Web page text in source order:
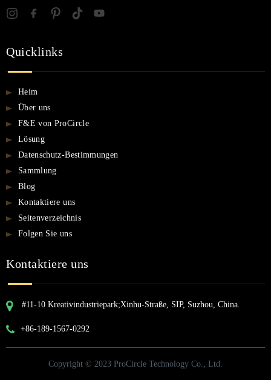
Quicklinks
Heim
Über uns
F&E von ProCircle
Lösung
Datenschutz-Bestimmungen
Sammlung
Blog
Kontaktiere uns
Seitenverzeichnis
Folgen Sie uns
Kontaktiere uns
#11-10 Kreativindustriepark;Xinhu-Straße, SIP, Suzhou, China.
+86-189-1567-0292
Copyright © 2023 ProCircle Technology Co., Ltd.